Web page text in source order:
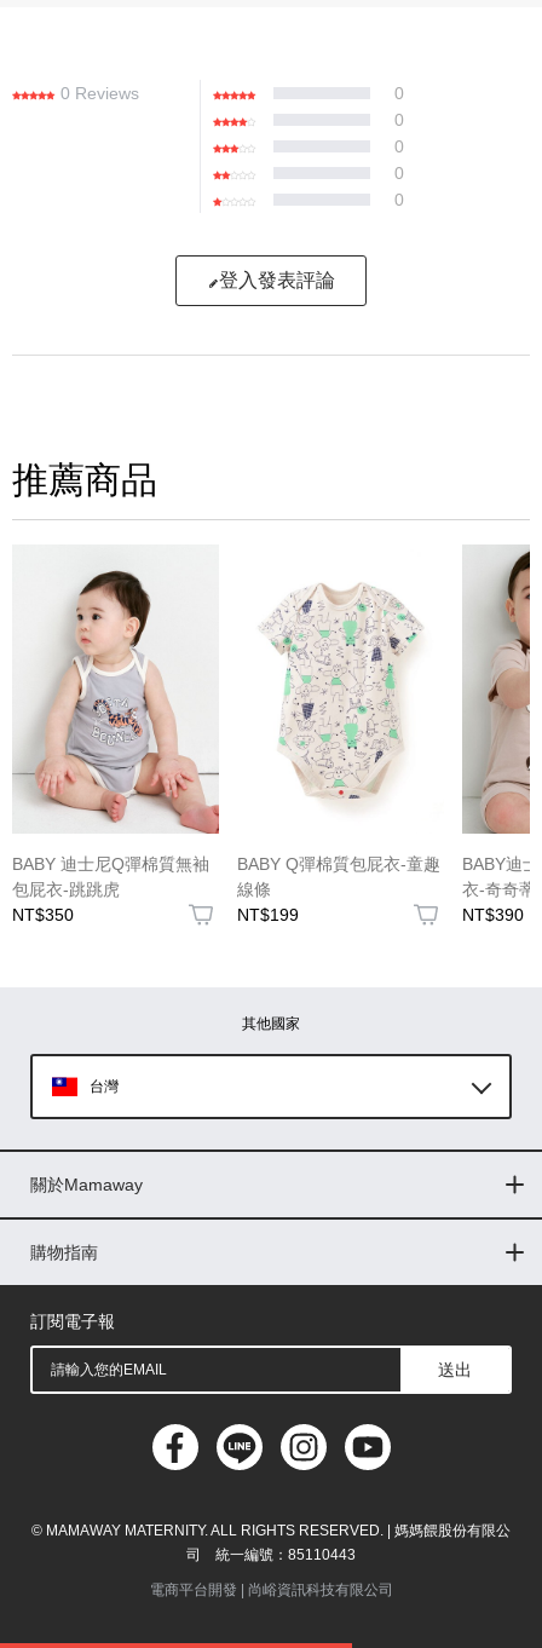
0 Reviews
0
0
0
0
0
登入發表評論
(圖片格式限jpg、jpeg)
推薦商品
BABY 迪士尼Q彈棉質無袖
包屁衣-跳跳虎
NT$350
BABY Q彈棉質包屁衣-童趣
線條
NT$199
BABY迪
衣-奇奇蒂
NT$390
其他國家
台灣
印尼
馬來西亞
關於Mamaway
門市據點
最新消息
品牌故事
人力招募
媒體花絮
隱私權聲明
CSR企業社會責任
購物指南
購物常見問題
退換貨問題
儲值金使用條款
購買儲值金
發票問題
會員權益
線上留言
吸乳器-免費體驗
訂閱電子報
送出
© MAMAWAY MATERNITY. ALL RIGHTS RESERVED. | 媽媽餵股份有限公
司 統一編號：85110443
電商平台開發 | 尚峪資訊科技有限公司